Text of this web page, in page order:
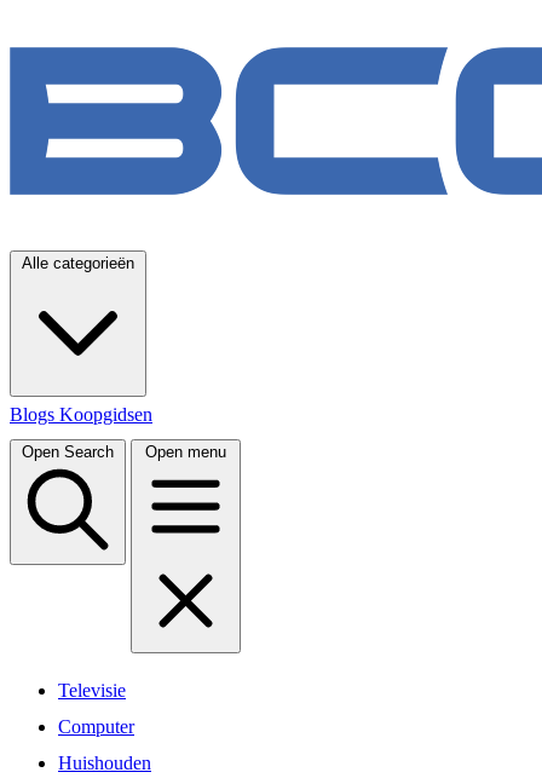
Alle categorieën
Blogs Koopgidsen
Open Search Open menu
Televisie
Computer
Huishouden